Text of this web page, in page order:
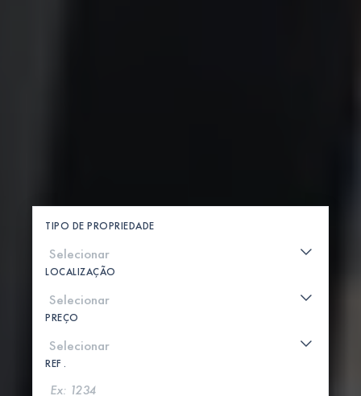
TIPO DE PROPRIEDADE
LOCALIZAÇÃO
PREÇO
REF .